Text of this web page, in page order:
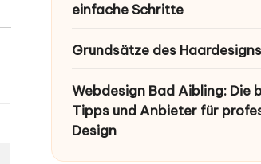
einfache Schritte
Grundsätze des Haardesigns
Webdesign Bad Aibling: Die
Tipps und Anbieter für
Design